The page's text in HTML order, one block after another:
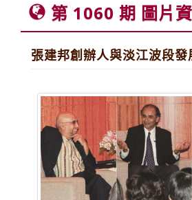
第 1060 期 圖片
張建邦創辦人與淡江波段發